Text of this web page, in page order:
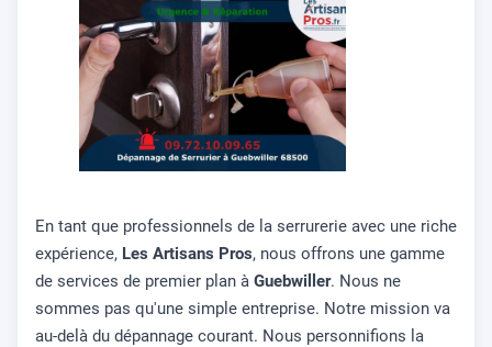
En tant que professionnels de la serrurerie avec une riche
expérience, Les Artisans Pros, nous offrons une gamme
de services de premier plan à Guebwiller. Nous ne
sommes pas qu'une simple entreprise. Notre mission va
au-delà du dépannage courant. Nous personnifions la